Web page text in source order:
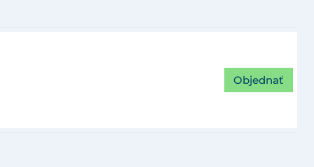
Objednať